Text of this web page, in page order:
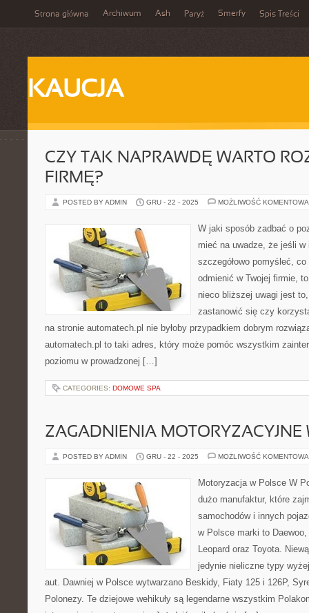
Strona główna Archiwum Ash Paryż Smerfy Spis Treści
KAUCJA
CZY TAK NAPRAWDĘ WARTO
FIRMĘ?
POSTED BY ADMIN GRU - 22 - 2025 MOŻLIWOŚĆ
W jaki sposób zadbać o
mieć na uwadze, że jeśli
szczegółowo pomyśleć,
odmienić w Twojej firmie,
nieco bliższej uwagi jest
zastanowić się czy
na stronie automatech.pl nie byłoby przypadkiem dobrym
automatech.pl to taki adres, który może pomóc wszystkim
poziomu w prowadzonej […]
CATEGORIES: DOMOWE SPA
ZAGADNIENIA MOTORYZACYJNE
POSTED BY ADMIN GRU - 22 - 2025 MOŻLIWOŚĆ
Motoryzacja w Polsce W
dużo manufaktur, które
samochodów i innych
w Polsce marki to
Leopard oraz Toyota.
jedynie nieliczne typy
aut. Dawniej w Polsce wytwarzano Beskidy, Fiaty 125 i 126P,
Polonezy. Te dziejowe wehikuły są legendarne wszystkim